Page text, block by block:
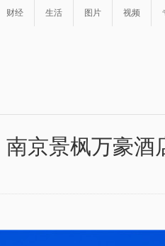
财经 生活 图片 视频
南京景枫万豪酒